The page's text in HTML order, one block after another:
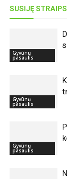
SUSIJĘ
Gyvūnų
pasaulis
Gyvūnų
pasaulis
Gyvūnų
pasaulis